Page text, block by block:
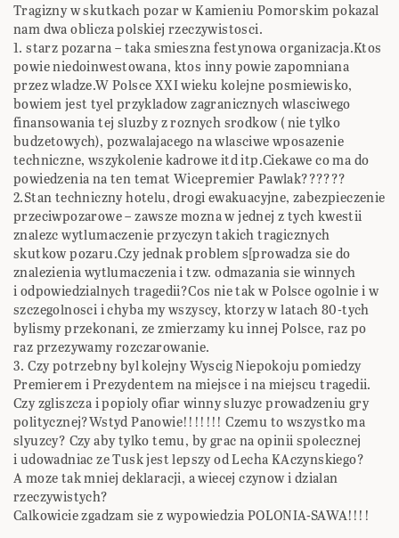
Tragizny w skutkach pozar w Kamieniu Pomorskim pokazal
nam dwa oblicza polskiej rzeczywistosci.
1. starz pozarna – taka smieszna festynowa organizacja.Ktos
powie niedoinwestowana, ktos inny powie zapomniana
przez wladze.W Polsce XXI wieku kolejne posmiewisko,
bowiem jest tyel przykladow zagranicznych wlasciwego
finansowania tej sluzby z roznych srodkow ( nie tylko
budzetowych), pozwalajacego na wlasciwe wposazenie
techniczne, wszykolenie kadrowe itd itp.Ciekawe co ma do
powiedzenia na ten temat Wicepremier Pawlak??????
2.Stan techniczny hotelu, drogi ewakuacyjne, zabezpieczenie
przeciwpozarowe – zawsze mozna w jednej z tych kwestii
znalezc wytlumaczenie przyczyn takich tragicznych
skutkow pozaru.Czy jednak problem s[prowadza sie do
znalezienia wytlumaczenia i tzw. odmazania sie winnych
i odpowiedzialnych tragedii?Cos nie tak w Polsce ogolnie i w
szczegolnosci i chyba my wszyscy, ktorzy w latach 80-tych
bylismy przekonani, ze zmierzamy ku innej Polsce, raz po
raz przezywamy rozczarowanie.
3. Czy potrzebny byl kolejny Wyscig Niepokoju pomiedzy
Premierem i Prezydentem na miejsce i na miejscu tragedii.
Czy zgliszcza i popioly ofiar winny sluzyc prowadzeniu gry
politycznej?Wstyd Panowie!!!!!!! Czemu to wszystko ma
slyuzcy? Czy aby tylko temu, by grac na opinii spolecznej
i udowadniac ze Tusk jest lepszy od Lecha KAczynskiego?
A moze tak mniej deklaracji, a wiecej czynow i dzialan
rzeczywistych?
Calkowicie zgadzam sie z wypowiedzia POLONIA-SAWA!!!!